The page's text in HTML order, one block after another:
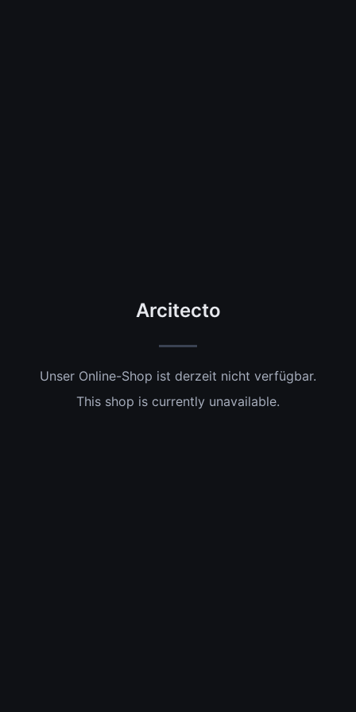
Arcitecto
Unser Online-Shop ist derzeit nicht verfügbar.
This shop is currently unavailable.